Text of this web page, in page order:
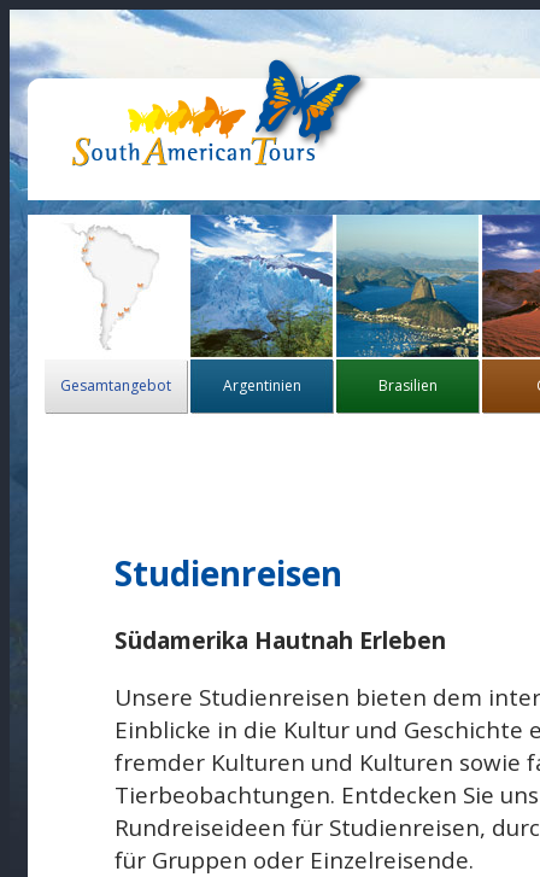
Gesamtangebot Argentinien Brasilien
Studienreisen
Südamerika Hautnah Erleben
Unsere Studienreisen bieten dem
Einblicke in die Kultur und Geschichte
fremder Kulturen und Kulturen sowie
Tierbeobachtungen. Entdecken Sie
Rundreiseideen für Studienreisen,
für Gruppen oder Einzelreisende.